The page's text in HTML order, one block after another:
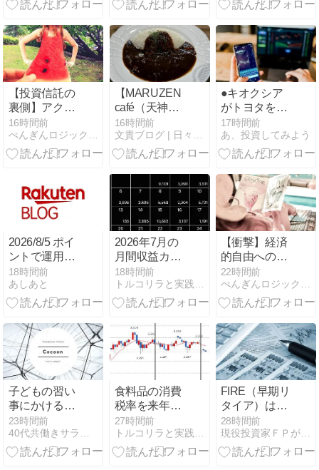
実」と生き残
り戦略
損益
【投資信託の
裏側】アクテ
ィブ運用と信
用格付けで失
敗しないため
16時間前
【MARUZEN
café（天神ビ
ジネスセンタ
ーⅡ）】早矢
仕ライスを食
16時間前
●キオクシア
がトヨタを一
瞬超えて一気
に半落した理
由を考えてみ
「実体資産」
から読み解く
株価の構造●
17時間前
あ、投資してみよう
2026/8/5 ポイ
ントで運用＆
投資
18時間前
あしあと
2026年7月の
月間収益カレ
ンダー！
18時間前
【衝撃】経済
的自由への最
短ルートは
ROEを意識し
た副業から始
22時間前
子どもの習い
事にかけるお
金の正解は？
「習い事貧
乏」を防ぐ教
23時間前
食料品の消費
税率を来年4
月から1％に
引き下げる方
針を閣議決
27時間前
FIRE（早期リ
タイア）は目
指してもアー
リーリタイア
すべきではな
28時間前
現役投資家ＦＰが語る